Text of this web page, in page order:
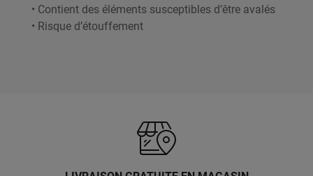
• Contient des éléments susceptibles d’être avalés
• Risque d’étouffement